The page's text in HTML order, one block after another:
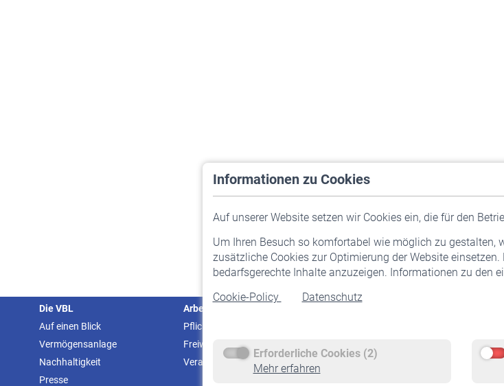
Informationen zu Cookies
Auf unserer Website setzen wir Cookies ein, die für den
Um Ihren Besuch so komfortabel wie möglich zu gestalten,
zusätzliche Cookies zur Optimierung der Website
bedarfsgerechte Inhalte anzuzeigen. Informationen zu den
Cookie-Policy
Datenschutz
Erforderliche Cookies (2)
Mehr erfahren
Die VBL
Auf einen Blick
Vermögensanlage
Nachhaltigkeit
Presse
Arbeitgeber
Pflichtversicherung
Freiwillige Versicherung
Veranstaltungen
Staatliche Förderung
Rente